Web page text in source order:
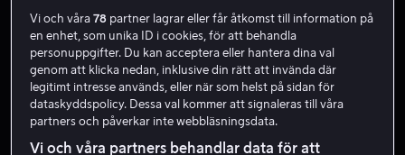
John Belushi
Vi och våra78 partner lagrar eller får åtkomst till information på
en enhet, som unika ID i cookies, för att behandla
personuppgifter. Du kan acceptera eller hantera dina val
genom att klicka nedan, inklusive din rätt att invända där
legitimt intresse används, eller när som helst på sidan för
dataskyddspolicy. Dessa val kommer att signaleras till våra
partners och påverkar inte webbläsningsdata.
Vi och våra partners behandlar data för att